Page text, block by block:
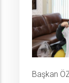
Başkan